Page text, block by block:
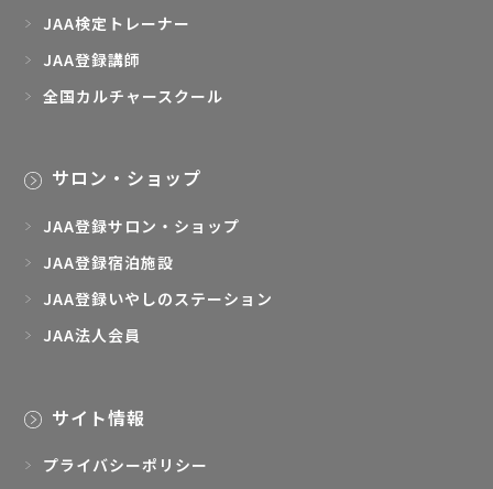
JAA検定トレーナー
JAA登録講師
全国カルチャースクール
サロン・ショップ
JAA登録サロン・ショップ
JAA登録宿泊施設
JAA登録いやしのステーション
JAA法人会員
サイト情報
プライバシーポリシー